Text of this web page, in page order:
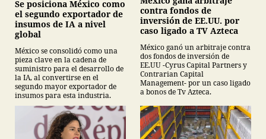
Se posiciona México como
el segundo exportador de
insumos de IA a nivel
global
México se consolidó como una
pieza clave en la cadena de
suministro para el desarrollo de
la IA, al convertirse en el
segundo mayor exportador de
insumos para esta industria.
contra fondos de
inversión de EE.UU. por
caso ligado a TV Azteca
México ganó un arbitraje contra
dos fondos de inversión de
EE.UU -Cyrus Capital Partners y
Contrarian Capital
Management- por un caso ligado
a bonos de Tv Azteca.